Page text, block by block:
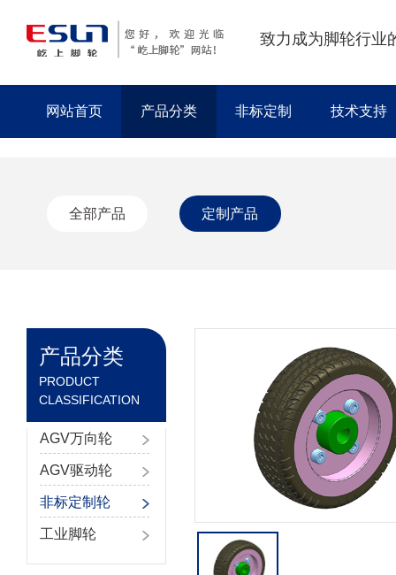
致力成为脚轮行业
网站首页 产品分类 非标定制 技术支持
全部产品 定制产品
产品分类
PRODUCT
CLASSIFICATION
AGV万向轮
AGV驱动轮
非标定制轮
工业脚轮